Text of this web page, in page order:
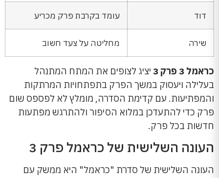
דוד עומד בקרבת פרק מכריע
שירה מחליטה על צעד חשוב
כראמל 3 פרק 3
יציג לצופים את המתח המתנהל
בעלילה ויעסוק במשך הפרק בתפתחויות המרתקות
והמפתיעות. עם קדימת הסדרה, מומלץ לא לפספס שום
פרק כדי להתעדכן במלוא הסיפור ולהתרגש מפתעות
חדשות בכל פרק.
העונה השלישית של כראמל פרק 3
העונה השלישית של סדרת "כראמל" היא ממשק עם